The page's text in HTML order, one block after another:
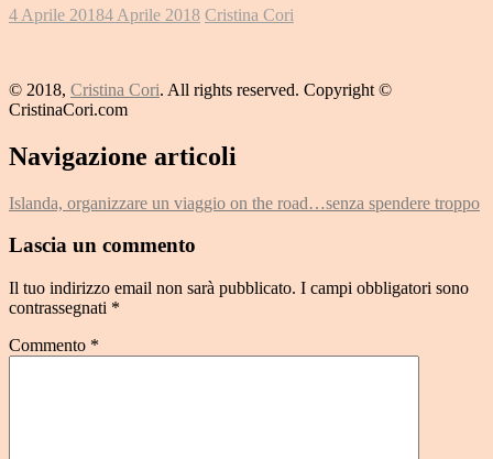
4 Aprile 20184 Aprile 2018 Cristina Cori
© 2018, Cristina Cori. All rights reserved. Copyright ©
CristinaCori.com
Navigazione articoli
Islanda, organizzare un viaggio on the road…senza spendere troppo
Lascia un commento
Il tuo indirizzo email non sarà pubblicato. I campi obbligatori sono
contrassegnati *
Commento *